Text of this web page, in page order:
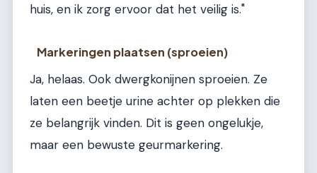
huis, en ik zorg ervoor dat het veilig is."
Markeringen plaatsen (sproeien)
Ja, helaas. Ook dwergkonijnen sproeien. Ze
laten een beetje urine achter op plekken die
ze belangrijk vinden. Dit is geen ongelukje,
maar een bewuste geurmarkering.